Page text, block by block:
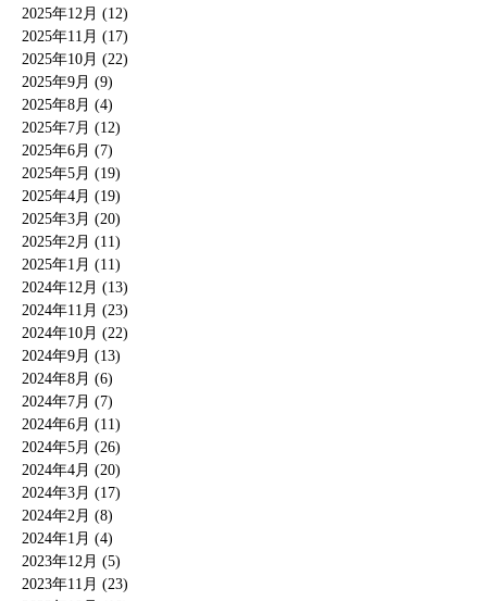
2025年12月 (12)
2025年11月 (17)
2025年10月 (22)
2025年9月 (9)
2025年8月 (4)
2025年7月 (12)
2025年6月 (7)
2025年5月 (19)
2025年4月 (19)
2025年3月 (20)
2025年2月 (11)
2025年1月 (11)
2024年12月 (13)
2024年11月 (23)
2024年10月 (22)
2024年9月 (13)
2024年8月 (6)
2024年7月 (7)
2024年6月 (11)
2024年5月 (26)
2024年4月 (20)
2024年3月 (17)
2024年2月 (8)
2024年1月 (4)
2023年12月 (5)
2023年11月 (23)